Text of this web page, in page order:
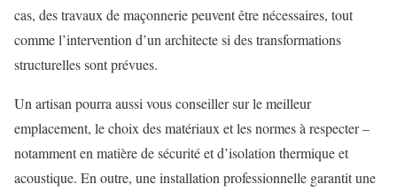
cas, des travaux de maçonnerie peuvent être nécessaires, tout
comme l’intervention d’un architecte si des transformations
structurelles sont prévues.
Un artisan pourra aussi vous conseiller sur le meilleur
emplacement, le choix des matériaux et les normes à respecter –
notamment en matière de sécurité et d’isolation thermique et
acoustique. En outre, une installation professionnelle garantit une